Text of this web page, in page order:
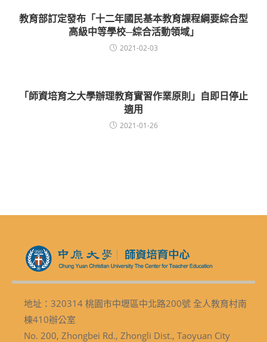
教育部訂定發布「十二年國民基本教育課程綱要綜合型
高級中等學校─綜合活動領域」
2021-02-03
「師資培育之大學辦理教育實習作業原則」自即日停止
適用
2021-01-26
地址：320314 桃園市中壢區中北路200號 全人教育村南
棟410辦公室
No. 200, Zhongbei Rd., Zhongli Dist., Taoyuan City